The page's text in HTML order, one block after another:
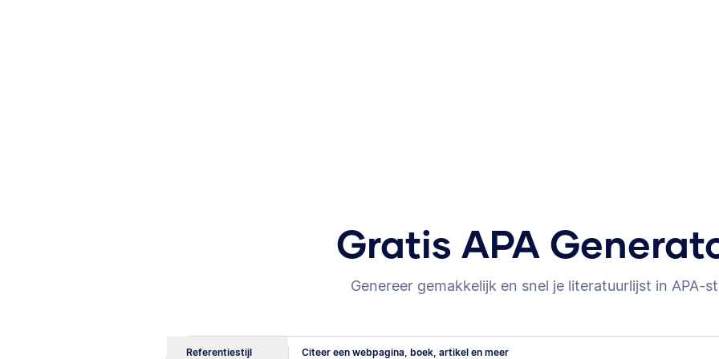
Gratis APA
Genereer gemakkelijk en snel je literatuurlijst in APA-
Citeer een webpagina, boek, artikel en meer
Referentiestijl